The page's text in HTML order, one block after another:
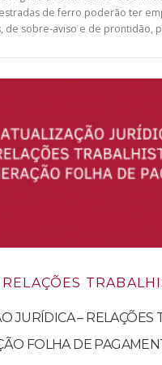
estradas de ferro poderão ter
de sobre-aviso e de prontidão,
RELAÇÕES
JURÍDICA – RELAÇÕES
FOLHA DE